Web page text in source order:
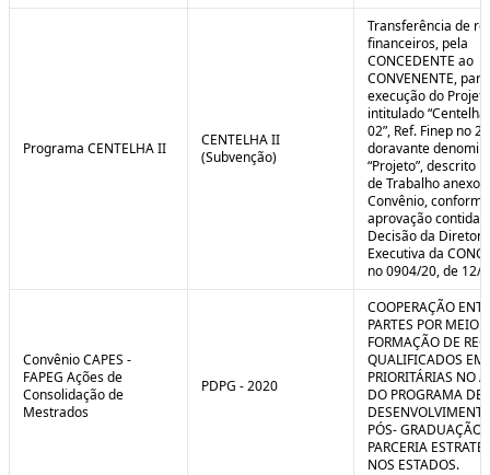
Programa CENTELHA II
CENTELHA II
(Subvenção)
Transferência de
financeiros, pela
CONCEDENTE ao
CONVENENTE,
execução do Projeto
intitulado
02”, Ref. Finep no
doravante
“Projeto”, descrito
de Trabalho anexo
Convênio, conforme
aprovação contida
Decisão da
Executiva da
no 0904/20, de 12/
Convênio CAPES -
FAPEG Ações de
Consolidação de
Mestrados
PDPG - 2020
COOPERAÇÃO
PARTES POR MEIO
FORMAÇÃO DE
QUALIFICADOS EM
PRIORITÁRIAS NO
DO PROGRAMA DE
PÓS- GRADUAÇÃO
PARCERIA
NOS ESTADOS.